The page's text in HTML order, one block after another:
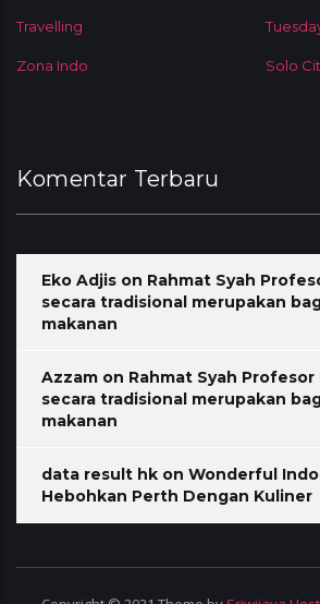
Travelling
Zona Indo Solo
Komentar Terbaru
Eko Adjis on Rahmat Syah
secara tradisional merupakan
makanan
Azzam on Rahmat Syah Profesor
secara tradisional merupakan
makanan
data result hk on Wonderful
Hebohkan Perth Dengan Kuliner